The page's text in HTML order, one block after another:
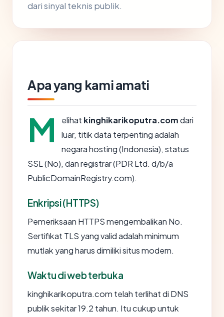
dari sinyal teknis publik.
Apa yang kami amati
M elihat kinghikarikoputra.comdari
luar, titik data terpenting adalah
negara hosting (Indonesia), status
SSL (No), dan registrar (PDR Ltd. d/b/a
PublicDomainRegistry.com).
Enkripsi (HTTPS)
Pemeriksaan HTTPS mengembalikan No.
Sertifikat TLS yang valid adalah minimum
mutlak yang harus dimiliki situs modern.
Waktu di web terbuka
kinghikarikoputra.com telah terlihat di DNS
publik sekitar 19.2 tahun. Itu cukup untuk